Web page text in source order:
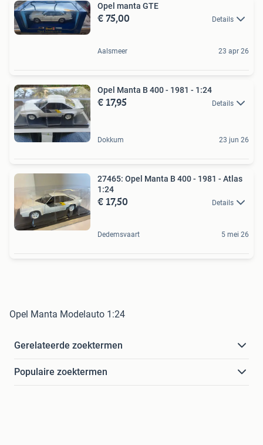
Opel manta GTE
€ 75,00 Details
Aalsmeer 23 apr 26
Opel Manta B 400 - 1981 - 1:24
€ 17,95 Details
Dokkum 23 jun 26
27465: Opel Manta B 400 - 1981 - Atlas
1:24
€ 17,50 Details
Dedemsvaart 5 mei 26
Opel Manta Modelauto 1:24
Gerelateerde zoektermen
Populaire zoektermen